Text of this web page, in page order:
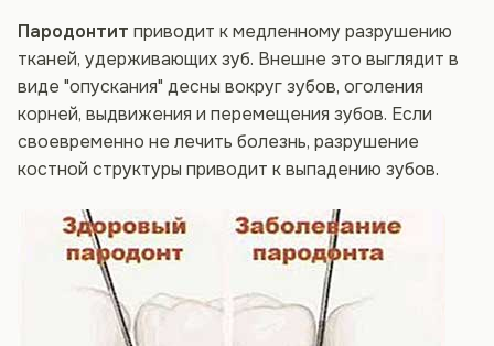
Пародонтит приводит к медленному разрушению
тканей, удерживающих зуб. Внешне это выглядит в
виде "опускания" десны вокруг зубов, оголения
корней, выдвижения и перемещения зубов. Если
своевременно не лечить болезнь, разрушение
костной структуры приводит к выпадению зубов.